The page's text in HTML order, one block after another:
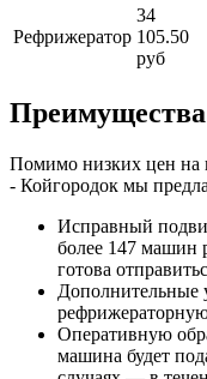
Рефрижератор
34
105.50
руб
Помимо низких цен на
- Койгородок мы
Исправный
более 147 машин
готова
Дополнительные
Оперативную
машина будет